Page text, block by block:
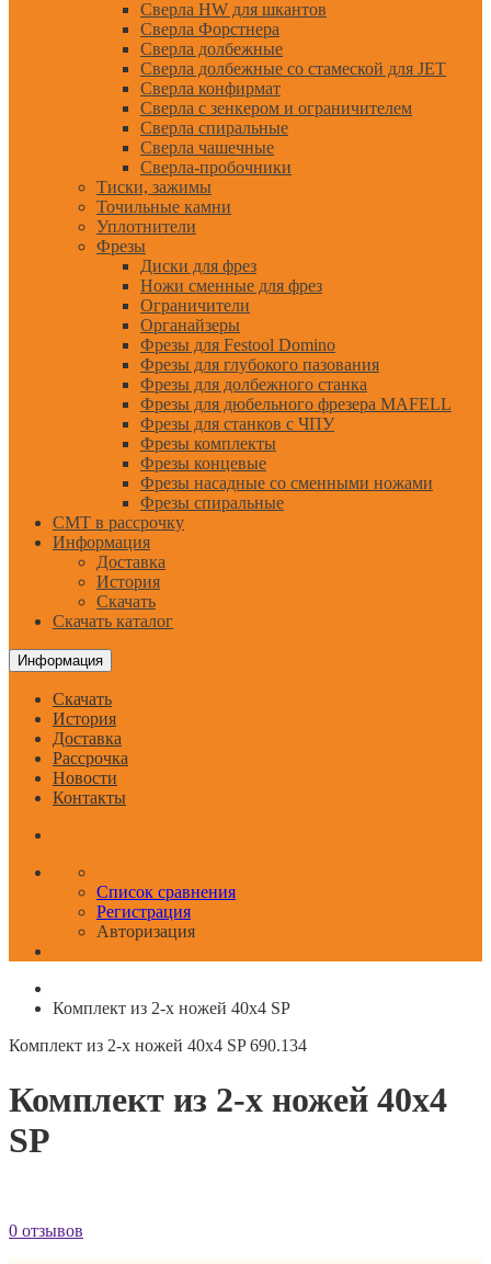
Сверла HW для шкантов
Сверла Форстнера
Сверла долбежные
Сверла долбежные со стамеской для JET
Сверла конфирмат
Сверла с зенкером и ограничителем
Сверла спиральные
Сверла чашечные
Сверла-пробочники
Тиски, зажимы
Точильные камни
Уплотнители
Фрезы
Диски для фрез
Ножи сменные для фрез
Ограничители
Органайзеры
Фрезы для Festool Domino
Фрезы для глубокого пазования
Фрезы для долбежного станка
Фрезы для дюбельного фрезера MAFELL
Фрезы для станков с ЧПУ
Фрезы комплекты
Фрезы концевые
Фрезы насадные со сменными ножами
Фрезы спиральные
CMT в рассрочку
Информация
Доставка
История
Скачать
Скачать каталог
Информация
Скачать
История
Доставка
Рассрочка
Новости
Контакты
Список сравнения
Регистрация
Авторизация
Комплект из 2-х ножей 40x4 SP
Комплект из 2-х ножей 40x4 SP 690.134
Комплект из 2-х ножей 40x4
SP
0 отзывов